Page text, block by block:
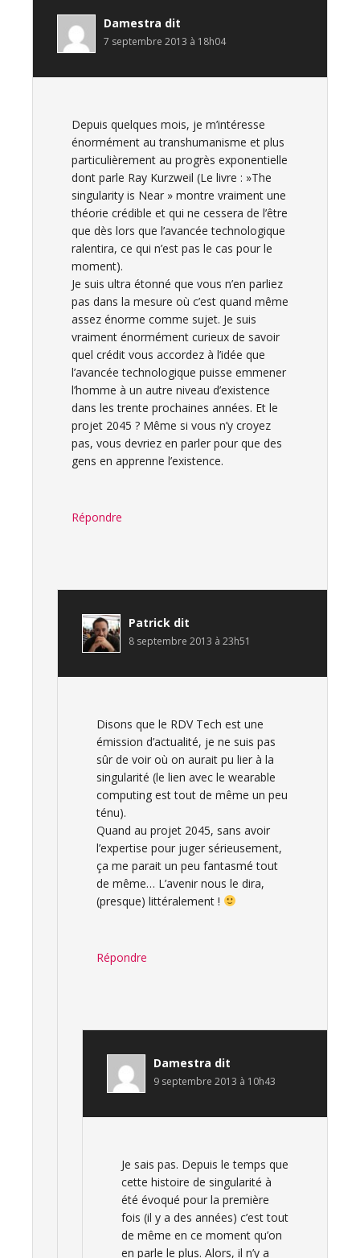
Damestra dit
7 septembre 2013 à 18h04
Depuis quelques mois, je m’intéresse
énormément au transhumanisme et plus
particulièrement au progrès exponentielle
dont parle Ray Kurzweil (Le livre : »The
singularity is Near » montre vraiment une
théorie crédible et qui ne cessera de l’être
que dès lors que l’avancée technologique
ralentira, ce qui n’est pas le cas pour le
moment).
Je suis ultra étonné que vous n’en parliez
pas dans la mesure où c’est quand même
assez énorme comme sujet. Je suis
vraiment énormément curieux de savoir
quel crédit vous accordez à l’idée que
l’avancée technologique puisse emmener
l’homme à un autre niveau d’existence
dans les trente prochaines années. Et le
projet 2045 ? Même si vous n’y croyez
pas, vous devriez en parler pour que des
gens en apprenne l’existence.
Répondre
Patrick dit
8 septembre 2013 à 23h51
Disons que le RDV Tech est une
émission d’actualité, je ne suis pas
sûr de voir où on aurait pu lier à la
singularité (le lien avec le wearable
computing est tout de même un peu
ténu).
Quand au projet 2045, sans avoir
l’expertise pour juger sérieusement,
ça me parait un peu fantasmé tout
de même… L’avenir nous le dira,
(presque) littéralement !
Répondre
Damestra dit
9 septembre 2013 à 10h43
Je sais pas. Depuis le temps que
cette histoire de singularité à
été évoqué pour la première
fois (il y a des années) c’est tout
de même en ce moment qu’on
en parle le plus. Alors, il n’y a